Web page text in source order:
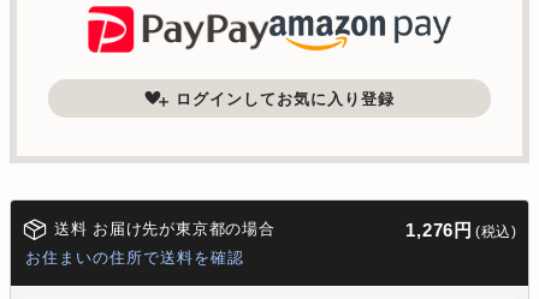
ログインしてお気に入り登録
送料 お届け先が東京都の場合 1,276円 (税込)
お住まいの住所で送料を確認